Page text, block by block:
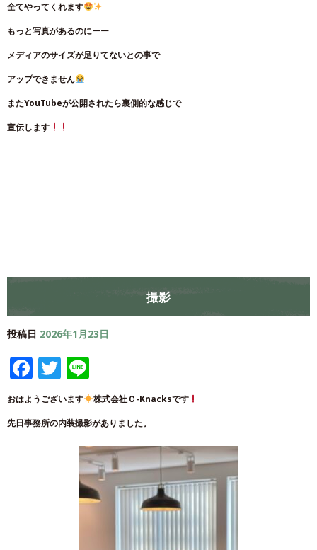
全てやってくれます
もっと写真があるのにーー
メディアのサイズが足りてないとの事で
アップできません
またYouTubeが公開されたら裏側的な感じで
宣伝します
撮影
投稿日 2026年1月23日
Facebook
Twitter
おはようございます
株式会社Ｃ-Knacksです
先日事務所の内装撮影がありました。